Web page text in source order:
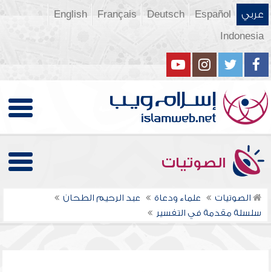
عربي Español
Deutsch
Français
English
Indonesia
الصوتيات
الصوتيات علماء ودعاة
عبد الرحيم الطحان
سلسلة مقدمة في التفسير